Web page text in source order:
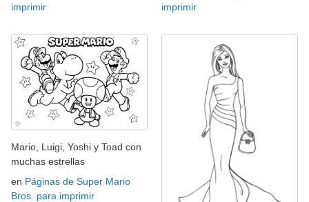
imprimir
imprimir
Mario, Luigi, Yoshi y Toad con
muchas estrellas
en Páginas de Super Mario
Bros. para imprimir